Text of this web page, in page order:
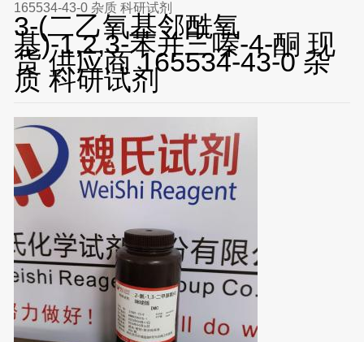
165534-43-0 杂质 科研试剂
3-(二乙氧基邻酰氧
基)-1,2,3-苯并三嗪-4-酮 现
货 供应商 165534-43-0 杂
质 科研试剂